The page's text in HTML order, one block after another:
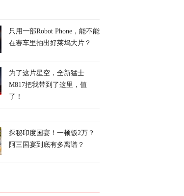
只用一部Robot Phone，能不能
在赛车里拍出好莱坞大片？
为了这片星空，全新猛士
M817把我带到了这里，值
了！
探秘印度国宴！一顿饭2万？
阿三国宴到底有多离谱？